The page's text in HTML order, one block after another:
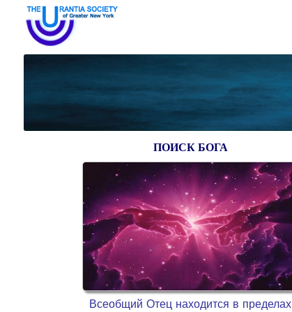
ПОИСК БОГА
Всеобщий Отец находится в пределах